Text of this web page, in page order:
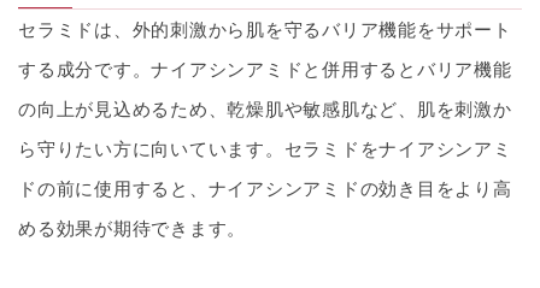
セラミドは、外的刺激から肌を守るバリア機能をサポート
する成分です。ナイアシンアミドと併用するとバリア機能
の向上が見込めるため、乾燥肌や敏感肌など、肌を刺激か
ら守りたい方に向いています。セラミドをナイアシンアミ
ドの前に使用すると、ナイアシンアミドの効き目をより高
める効果が期待できます。